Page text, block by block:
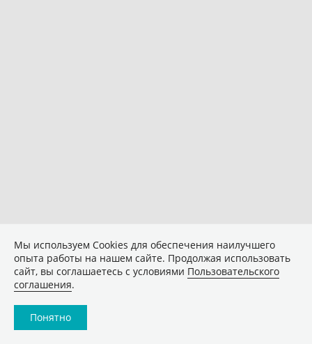
Мы используем Сookies для обеспечения наилучшего
опыта работы на нашем сайте. Продолжая использовать
сайт, вы соглашаетесь с условиями Пользовательского
соглашения.
Понятно